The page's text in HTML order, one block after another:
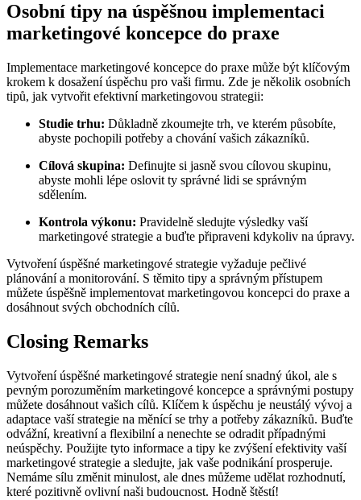
Osobní tipy na úspěšnou implementaci
marketingové koncepce do praxe
Implementace marketingové koncepce do praxe může být klíčovým
krokem k dosažení úspěchu pro vaši firmu. Zde je několik osobních
tipů, jak vytvořit efektivní marketingovou strategii:
Studie trhu: Důkladně zkoumejte trh, ve kterém působíte,
abyste pochopili potřeby a chování vašich zákazníků.
Cílová skupina: Definujte si jasně svou cílovou skupinu,
abyste mohli lépe oslovit ty správné lidi se správným
sdělením.
Kontrola výkonu: Pravidelně sledujte výsledky vaší
marketingové strategie a buďte připraveni kdykoliv na úpravy.
Vytvoření úspěšné marketingové strategie vyžaduje pečlivé
plánování a monitorování. S těmito tipy a správným přístupem
můžete úspěšně implementovat marketingovou koncepci do praxe a
dosáhnout svých obchodních cílů.
Closing Remarks
Vytvoření úspěšné marketingové strategie není snadný úkol, ale s
pevným porozuměním marketingové koncepce a správnými postupy
můžete dosáhnout vašich cílů. Klíčem k úspěchu je neustálý vývoj a
adaptace vaší strategie na měnící se trhy a potřeby zákazníků. Buďte
odvážní, kreativní a flexibilní a nenechte se odradit případnými
neúspěchy. Použijte tyto informace a tipy ke zvýšení efektivity vaší
marketingové strategie a sledujte, jak vaše podnikání prosperuje.
Nemáme sílu změnit minulost, ale dnes můžeme udělat rozhodnutí,
které pozitivně ovlivní naši budoucnost. Hodně štěstí!